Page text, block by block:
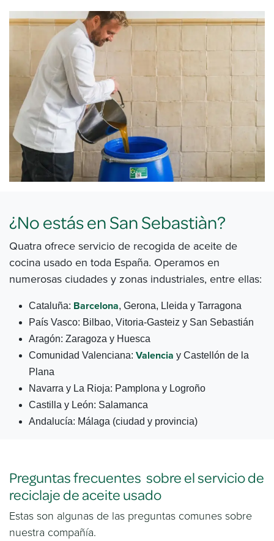
¿No estás en San Sebastiàn?​
Quatra ofrece servicio de recogida de aceite de
cocina usado en toda España. Operamos en
numerosas ciudades y zonas industriales, entre ellas: ​
Cataluña: Barcelona, Gerona, Lleida y Tarragona
País Vasco: Bilbao, Vitoria-Gasteiz y San Sebastián
Aragón: Zaragoza y Huesca
Comunidad Valenciana: Valencia y Castellón de la
Plana
Navarra y La Rioja: Pamplona y Logroño
Castilla y León: Salamanca
Andalucía: Málaga (ciudad y provincia)
Preguntas frecuentes sobre el servicio de
reciclaje de aceite usado
Estas son algunas de las preguntas comunes sobre
nuestra compañía.